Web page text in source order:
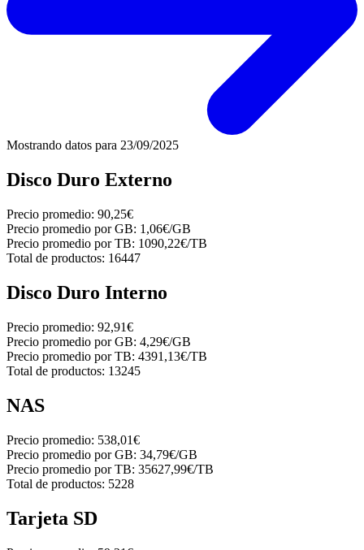
Mostrando datos para 23/09/2025
Disco Duro Externo
Precio promedio: 90,25€
Precio promedio por GB: 1,06€/GB
Precio promedio por TB: 1090,22€/TB
Total de productos: 16447
Disco Duro Interno
Precio promedio: 92,91€
Precio promedio por GB: 4,29€/GB
Precio promedio por TB: 4391,13€/TB
Total de productos: 13245
NAS
Precio promedio: 538,01€
Precio promedio por GB: 34,79€/GB
Precio promedio por TB: 35627,99€/TB
Total de productos: 5228
Tarjeta SD